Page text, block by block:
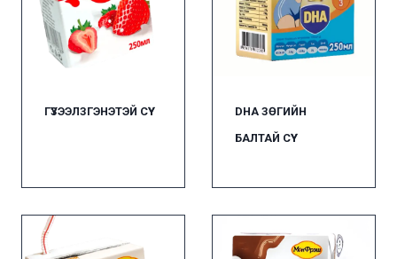
ГҮЗЭЭЛЗГЭНЭТЭЙ СҮҮ
DHA ЗӨГИЙН
БАЛТАЙ СҮҮ